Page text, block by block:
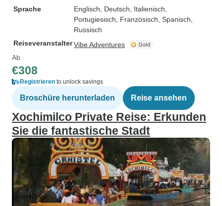
Sprache
Englisch, Deutsch, Italienisch,
Portugiesisch, Französisch, Spanisch,
Russisch
ReiseveranstalterVibe Adventures
Ab
€308
Registrieren to unlock savings
Broschüre herunterladen Reise ansehen
Xochimilco Private Reise: Erkunden
Sie die fantastische Stadt